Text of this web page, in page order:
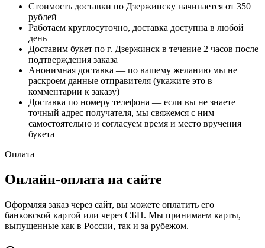
Стоимость доставки по Дзержинску начинается от 350
рублей
Работаем круглосуточно, доставка доступна в любой
день
Доставим букет по г. Дзержинск в течение 2 часов после
подтверждения заказа
Анонимная доставка — по вашему желанию мы не
раскроем данные отправителя (укажите это в
комментарии к заказу)
Доставка по номеру телефона — если вы не знаете
точный адрес получателя, мы свяжемся с ним
самостоятельно и согласуем время и место вручения
букета
Оплата
Онлайн-оплата на сайте
Оформляя заказ через сайт, вы можете оплатить его
банковской картой или через СБП. Мы принимаем карты,
выпущенные как в России, так и за рубежом.